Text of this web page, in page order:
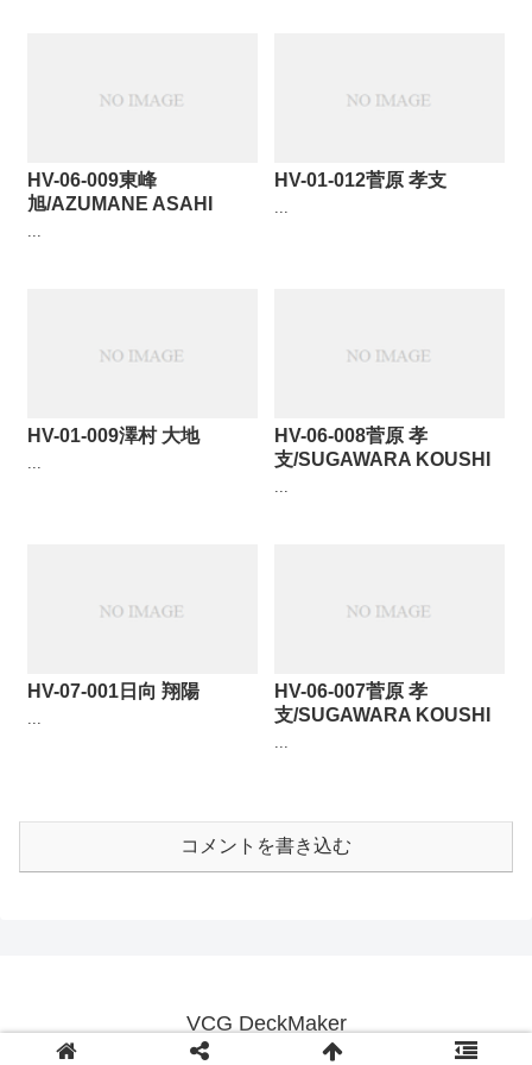
HV-06-009東峰
旭/AZUMANE ASAHI
...
HV-01-012菅原 孝支
...
HV-01-009澤村 大地
HV-06-008菅原 孝
支/SUGAWARA KOUSHI
HV-07-001日向 翔陽
HV-06-007菅原 孝
支/SUGAWARA KOUSHI
コメントを書き込む
VCG DeckMaker
© 2018 VCG DeckMaker.